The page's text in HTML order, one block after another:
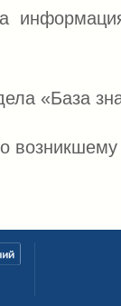
«База
возникшему